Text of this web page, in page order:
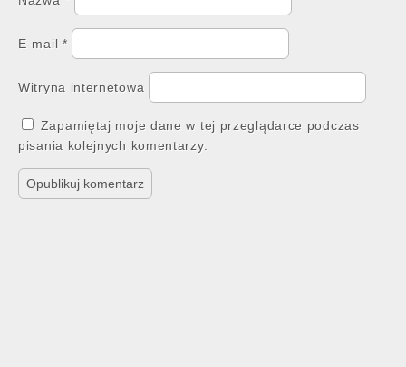
E-mail *
Witryna internetowa
Zapamiętaj moje dane w tej przeglądarce podczas
pisania kolejnych komentarzy.